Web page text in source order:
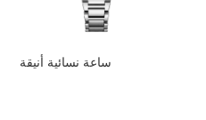
ساعة نسائية أنيقة